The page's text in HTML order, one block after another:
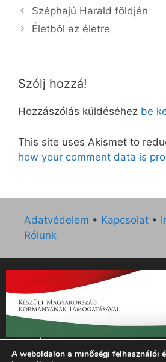
Széphajú Harald földjén
Életből az életre
Szólj hozzá!
Hozzászólás küldéséhez be
This site uses Akismet to
how your comment data is
Adatvédelem • Kapcsolat •
Rólunk
„Az Új Ember katolikus hetilap
támogatását az EGYH-KCP-14-
A weboldalon a minőségi felhasználói